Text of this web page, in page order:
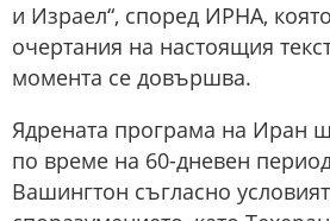
и Израел“, според ИРНА,
очертания на настоящия
момента се довършва.
Ядрената програма на Иран
по време на 60-дневен
Вашингтон съгласно